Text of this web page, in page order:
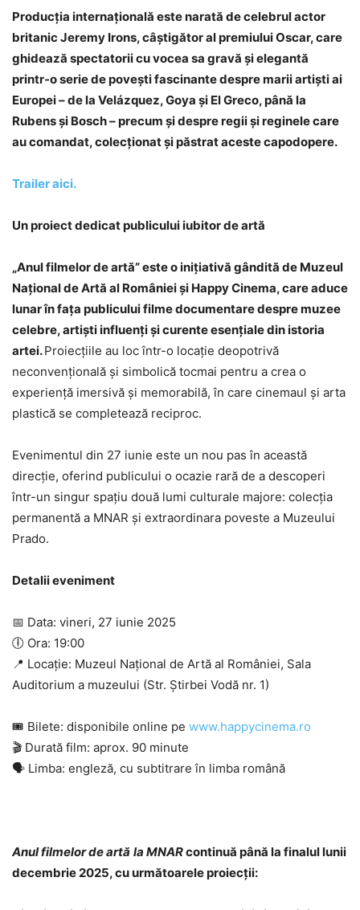
Producția internațională este narată de celebrul actor
britanic Jeremy Irons, câștigător al premiului Oscar, care
ghidează spectatorii cu vocea sa gravă și elegantă
printr-o serie de povești fascinante despre marii artiști ai
Europei – de la Velázquez, Goya și El Greco, până la
Rubens și Bosch – precum și despre regii și reginele care
au comandat, colecționat și păstrat aceste capodopere.
Trailer aici.
Un proiect dedicat publicului iubitor de artă
„Anul filmelor de artă” este o inițiativă gândită de Muzeul
Național de Artă al României și Happy Cinema, care aduce
lunar în fața publicului filme documentare despre muzee
celebre, artiști influenți și curente esențiale din istoria
artei.Proiecțiile au loc într-o locație deopotrivă
neconvențională și simbolică tocmai pentru a crea o
experiență imersivă și memorabilă, în care cinemaul și arta
plastică se completează reciproc.
Evenimentul din 27 iunie este un nou pas în această
direcție, oferind publicului o ocazie rară de a descoperi
într-un singur spațiu două lumi culturale majore: colecția
permanentă a MNAR și extraordinara poveste a Muzeului
Prado.
Detalii eveniment
📅 Data: vineri, 27 iunie 2025
🕕 Ora: 19:00
📍 Locație: Muzeul Național de Artă al României, Sala
Auditorium a muzeului (Str. Știrbei Vodă nr. 1)
🎟️ Bilete: disponibile online pe www.happycinema.ro
🎬 Durată film: aprox. 90 minute
🗣️ Limba: engleză, cu subtitrare în limba română
Anul filmelor de artă la MNARcontinuă până la finalul lunii
decembrie 2025, cu următoarele proiecții: